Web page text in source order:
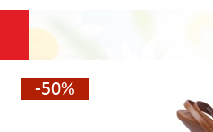
-50%